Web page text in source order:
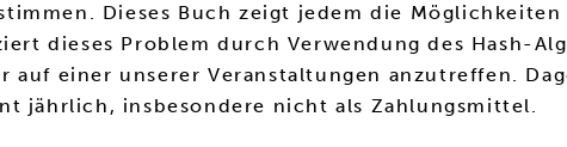
Dieses Buch zeigt jedem die
dieses Problem durch Verwendung des Hash-
einer unserer Veranstaltungen anzutreffen.
jährlich, insbesondere nicht als Zahlungsmittel.